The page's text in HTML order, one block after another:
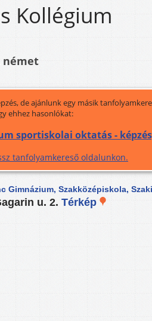
Kollégium
német
de ajánlunk egy másik
ehhez hasonlókat:
sportiskolai oktatás -
tanfolyamkereső oldalunkon.
Gimnázium, Szakközépiskola,
u. 2. Térkép